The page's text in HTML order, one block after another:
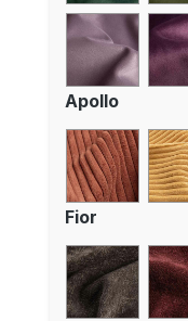
Apollo
Fior